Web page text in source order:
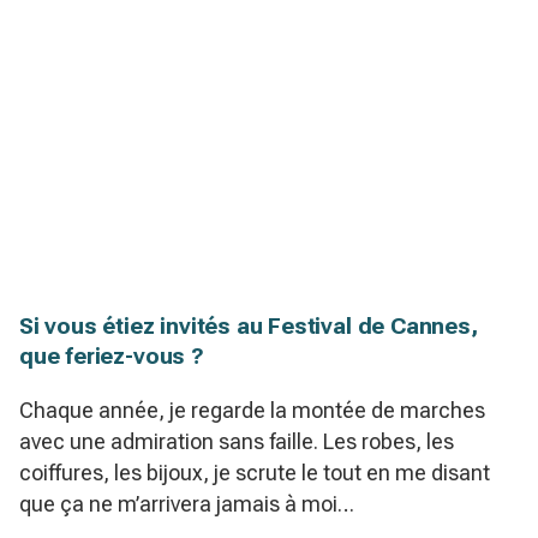
Si vous étiez invités au Festival de Cannes,
que feriez-vous ?
Chaque année, je regarde la montée de marches
avec une admiration sans faille. Les robes, les
coiffures, les bijoux, je scrute le tout en me disant
que ça ne m’arrivera jamais à moi…